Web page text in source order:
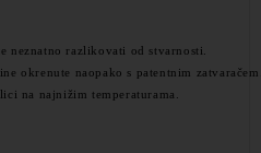
neznatno razlikovati od stvarnosti.
okrenute naopako s patentnim
na najnižim temperaturama.